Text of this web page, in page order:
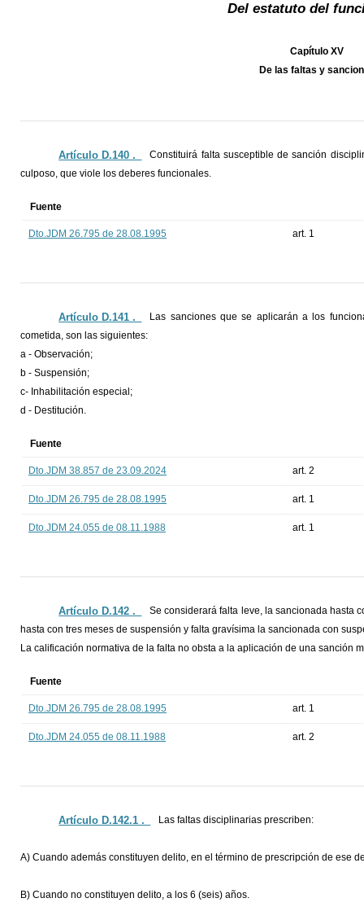
Del estatuto del
Capítulo XV
De las faltas y
Artículo D.140 ._
Constituirá falta susceptible de sanción
culposo, que viole los deberes funcionales.
Fuente
Dto.JDM 26.795 de 28.08.1995 art. 1
Artículo D.141 ._
Las sanciones que se aplicarán a los
cometida, son las siguientes:
a - Observación;
b - Suspensión;
c- Inhabilitación especial;
d - Destitución.
Fuente
Dto.JDM 38.857 de 23.09.2024 art. 2
Dto.JDM 26.795 de 28.08.1995 art. 1
Dto.JDM 24.055 de 08.11.1988 art. 1
Artículo D.142 ._
Se considerará falta leve, la sancionada hasta
hasta con tres meses de suspensión y falta gravísima la sancionada con
La calificación normativa de la falta no obsta a la aplicación de una sanción
Fuente
Dto.JDM 26.795 de 28.08.1995 art. 1
Dto.JDM 24.055 de 08.11.1988 art. 2
Artículo D.142.1 ._ Las faltas disciplinarias prescriben:
A) Cuando además constituyen delito, en el término de prescripción de ese
B) Cuando no constituyen delito, a los 6 (seis) años.